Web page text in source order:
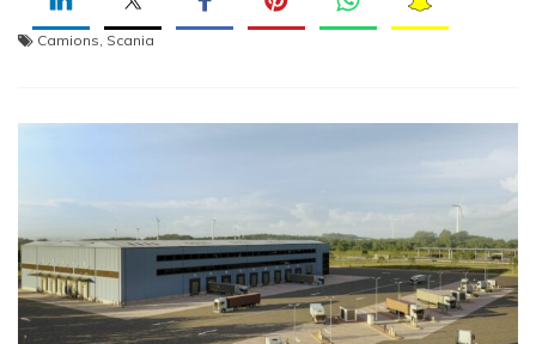
Camions, Scania